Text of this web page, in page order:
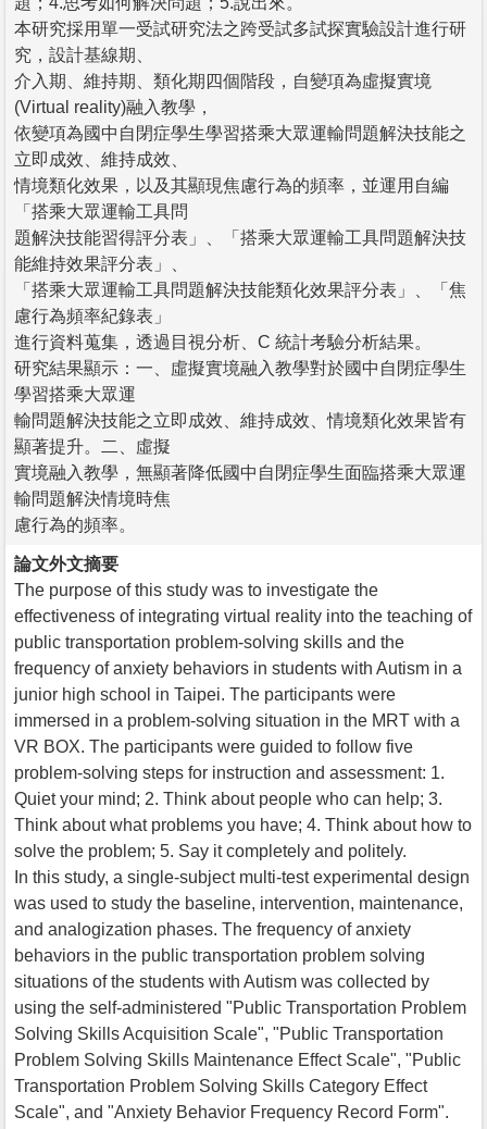
本研究採用單一受試研究法之跨受試多試探實驗設計進行研
究，設計基線期、
介入期、維持期、類化期四個階段，自變項為虛擬實境
(Virtual reality)融入教學，
依變項為國中自閉症學生學習搭乘大眾運輸問題解決技能之
立即成效、維持成效、
情境類化效果，以及其顯現焦慮行為的頻率，並運用自編
「搭乘大眾運輸工具問
題解決技能習得評分表」、「搭乘大眾運輸工具問題解決技
能維持效果評分表」、
「搭乘大眾運輸工具問題解決技能類化效果評分表」、「焦
慮行為頻率紀錄表」
進行資料蒐集，透過目視分析、C 統計考驗分析結果。
研究結果顯示：一、虛擬實境融入教學對於國中自閉症學生
學習搭乘大眾運
輸問題解決技能之立即成效、維持成效、情境類化效果皆有
顯著提升。二、虛擬
實境融入教學，無顯著降低國中自閉症學生面臨搭乘大眾運
輸問題解決情境時焦
慮行為的頻率。
論文外文摘要
The purpose of this study was to investigate the
effectiveness of integrating virtual reality into the teaching of
public transportation problem-solving skills and the
frequency of anxiety behaviors in students with Autism in a
junior high school in Taipei. The participants were
immersed in a problem-solving situation in the MRT with a
VR BOX. The participants were guided to follow five
problem-solving steps for instruction and assessment: 1.
Quiet your mind; 2. Think about people who can help; 3.
Think about what problems you have; 4. Think about how to
solve the problem; 5. Say it completely and politely.
In this study, a single-subject multi-test experimental design
was used to study the baseline, intervention, maintenance,
and analogization phases. The frequency of anxiety
behaviors in the public transportation problem solving
situations of the students with Autism was collected by
using the self-administered "Public Transportation Problem
Solving Skills Acquisition Scale", "Public Transportation
Problem Solving Skills Maintenance Effect Scale", "Public
Transportation Problem Solving Skills Category Effect
Scale", and "Anxiety Behavior Frequency Record Form".